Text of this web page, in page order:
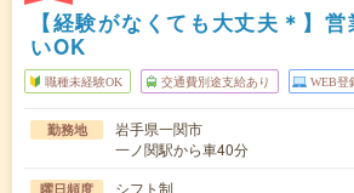
【経験がなくても大丈夫＊】
いOK
職種未経験OK 交通費別途支給あり WEB登
勤務地
岩手県一関市
一ノ関駅から車40分
曜日頻度 シフト制